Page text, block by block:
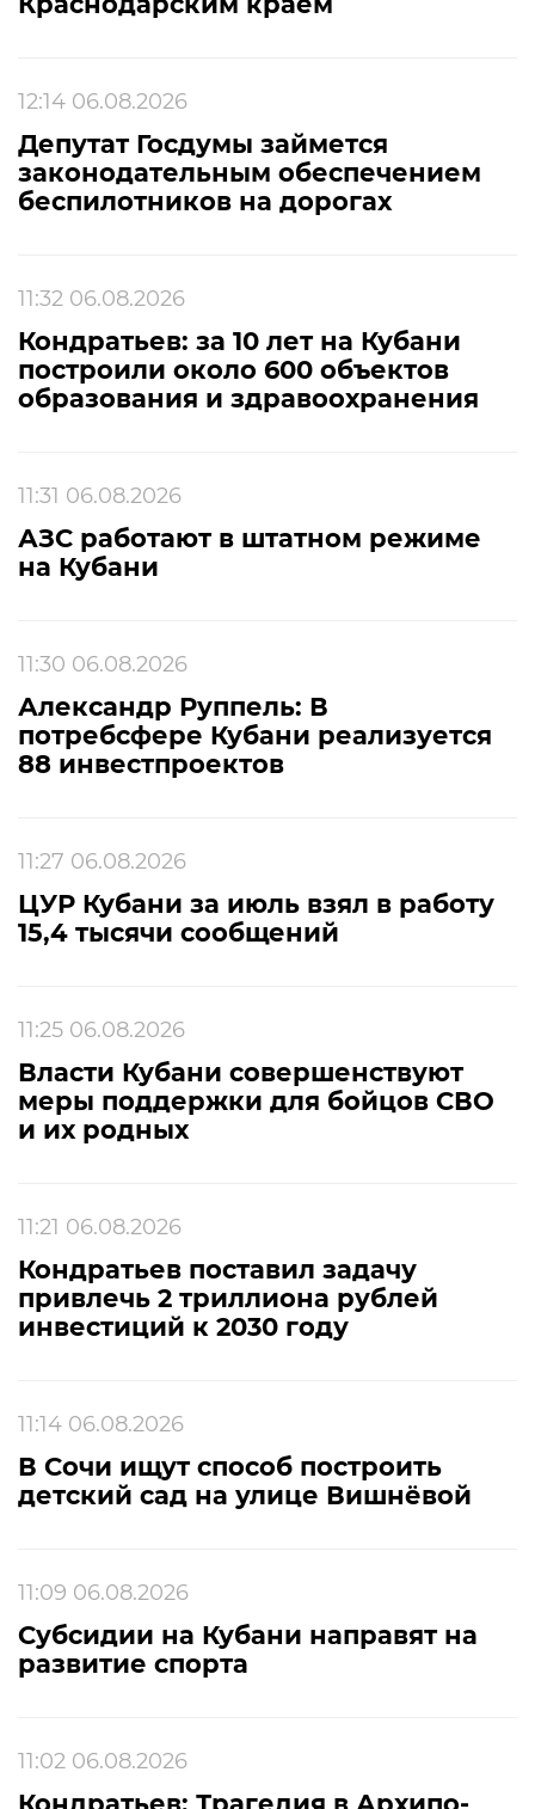
12:14 06.08.2026
Депутат Госдумы займется
законодательным обеспечением
беспилотников на дорогах
11:32 06.08.2026
Кондратьев: за 10 лет на Кубани
построили около 600 объектов
образования и здравоохранения
11:31 06.08.2026
АЗС работают в штатном режиме
на Кубани
11:30 06.08.2026
Александр Руппель: В
потребсфере Кубани реализуется
88 инвестпроектов
11:27 06.08.2026
ЦУР Кубани за июль взял в работу
15,4 тысячи сообщений
11:25 06.08.2026
Власти Кубани совершенствуют
меры поддержки для бойцов СВО
и их родных
11:21 06.08.2026
Кондратьев поставил задачу
привлечь 2 триллиона рублей
инвестиций к 2030 году
11:14 06.08.2026
В Сочи ищут способ построить
детский сад на улице Вишнёвой
11:09 06.08.2026
Субсидии на Кубани направят на
развитие спорта
11:02 06.08.2026